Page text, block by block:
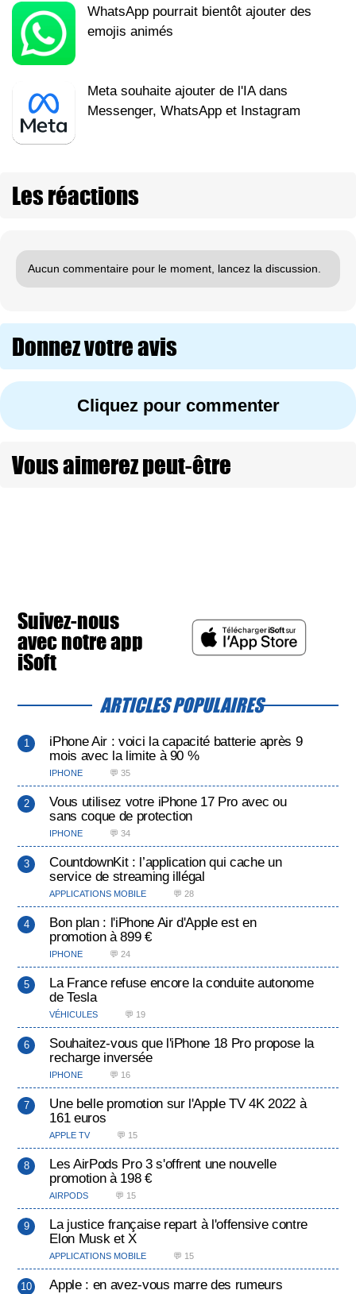
WhatsApp pourrait bientôt ajouter des
emojis animés
Meta souhaite ajouter de l'IA dans
Messenger, WhatsApp et Instagram
Les réactions
Aucun commentaire pour le moment, lancez la discussion.
Donnez votre avis
Cliquez pour commenter
Vous aimerez peut-être
Suivez-nous
avec notre app
iSoft
ARTICLES POPULAIRES
iPhone Air : voici la capacité batterie après 9
mois avec la limite à 90 %
IPHONE 💬 35
Vous utilisez votre iPhone 17 Pro avec ou
sans coque de protection
IPHONE 💬 34
CountdownKit : l’application qui cache un
service de streaming illégal
APPLICATIONS MOBILE 💬 28
Bon plan : l'iPhone Air d'Apple est en
promotion à 899 €
IPHONE 💬 24
La France refuse encore la conduite autonome
de Tesla
VÉHICULES 💬 19
Souhaitez-vous que l'iPhone 18 Pro propose la
recharge inversée
IPHONE 💬 16
Une belle promotion sur l'Apple TV 4K 2022 à
161 euros
APPLE TV 💬 15
Les AirPods Pro 3 s'offrent une nouvelle
promotion à 198 €
AIRPODS 💬 15
La justice française repart à l'offensive contre
Elon Musk et X
APPLICATIONS MOBILE 💬 15
Apple : en avez-vous marre des rumeurs